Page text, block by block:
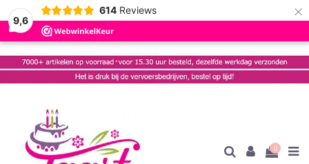
9,6
614 Reviews ×
0